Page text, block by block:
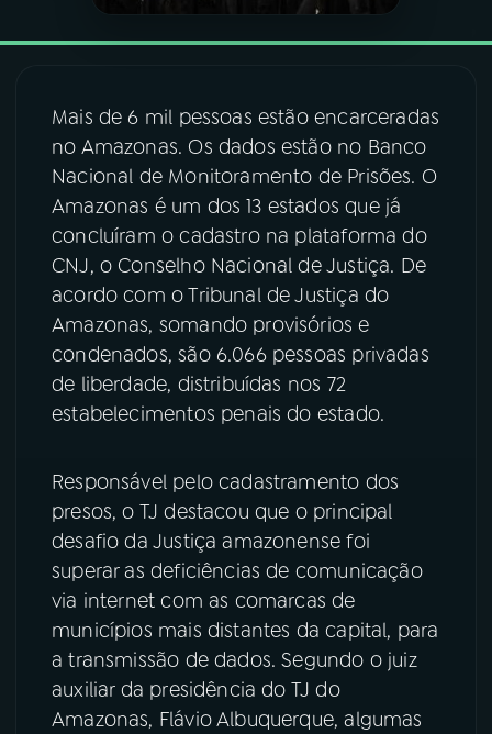
VIDEOCASTS
07ÚLTIMAS
ACOMPANHE A RÁDIO NACIONAL
Facebook
Instagram X
TikTok
Mais de 6 mil pessoas estão encarceradas
no Amazonas. Os dados estão no Banco
Nacional de Monitoramento de Prisões. O
Amazonas é um dos 13 estados que já
concluíram o cadastro na plataforma do
CNJ, o Conselho Nacional de Justiça. De
acordo com o Tribunal de Justiça do
Amazonas, somando provisórios e
condenados, são 6.066 pessoas privadas
de liberdade, distribuídas nos 72
estabelecimentos penais do estado.
Responsável pelo cadastramento dos
presos, o TJ destacou que o principal
desafio da Justiça amazonense foi
superar as deficiências de comunicação
via internet com as comarcas de
municípios mais distantes da capital, para
a transmissão de dados. Segundo o juiz
auxiliar da presidência do TJ do
Amazonas, Flávio Albuquerque, algumas